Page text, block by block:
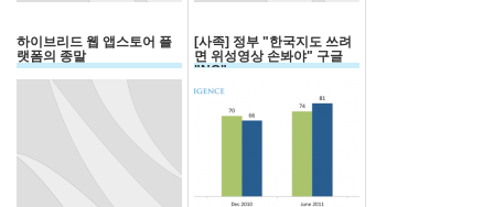
하이브리드 웹 앱스토어 플
랫폼의 종말
[사족] 정부 "한국지도 쓰려
면 위성영상 손봐야" 구글
"NO"